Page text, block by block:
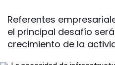
Referentes
el principal desafío
crecimiento de la